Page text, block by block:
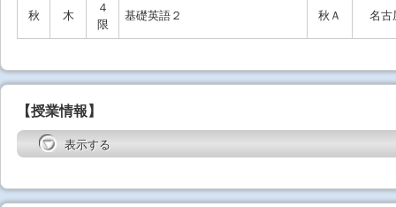
秋 木
４
限
基礎英語２ 秋Ａ 名古
【授業情報】
表示する